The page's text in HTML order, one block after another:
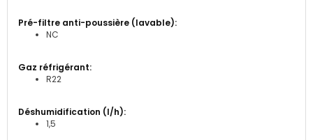
NC
R22
1,5